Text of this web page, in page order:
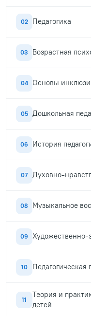
02 Педагогика
03 Возрастная
04 Основы
05 Дошкольная
06 История
07 Духовно-
08 Музыкальное
09 Художественно-
10 Педагогическая
11
Теория и
детей